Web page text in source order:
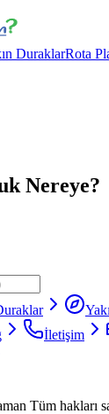
DuraklarRota
Nereye?
İletişim
Tüm hakları